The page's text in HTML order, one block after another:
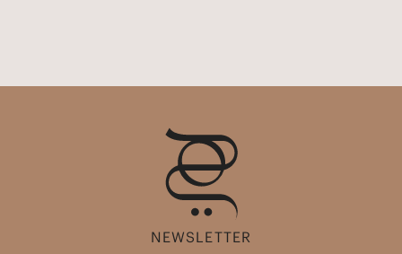
NEWSLETTER